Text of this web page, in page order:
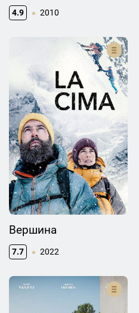
4.9 2010
Вершина
7.7 2022